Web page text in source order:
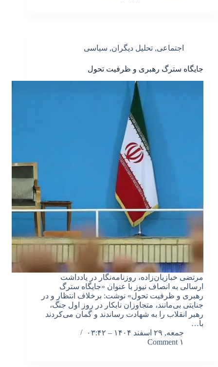
اجتماعی, تحلیل دیگران, سیاسی
جایگاه سترگ رهبری و ظرفیت تحول
مرتضی خبازیان‌زاده، روزنامه‌نگار در یادداشت
ارسالی به انصاف نیوز با عنوان «جایگاه سترگ
رهبری و ظرفیت تحول» نوشت: برخلاف انتظار و در
جنایتی بی‌مانند، متجاوزان نابکار در روز اول جنگ،
رهبر انقلاب را به شهادت رساندند و گمان می‌کردند
با…
جمعه, ۲۹ اسفند ۱۴۰۴ – ۰۳:۴۲
۱ Comment